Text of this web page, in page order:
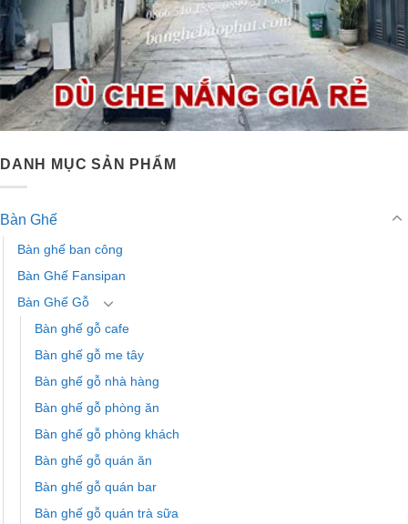
DANH MỤC SẢN PHẨM
Bàn Ghế
Bàn ghế ban công
Bàn Ghế Fansipan
Bàn Ghế Gỗ
Bàn ghế gỗ cafe
Bàn ghế gỗ me tây
Bàn ghế gỗ nhà hàng
Bàn ghế gỗ phòng ăn
Bàn ghế gỗ phòng khách
Bàn ghế gỗ quán ăn
Bàn ghế gỗ quán bar
Bàn ghế gỗ quán trà sữa